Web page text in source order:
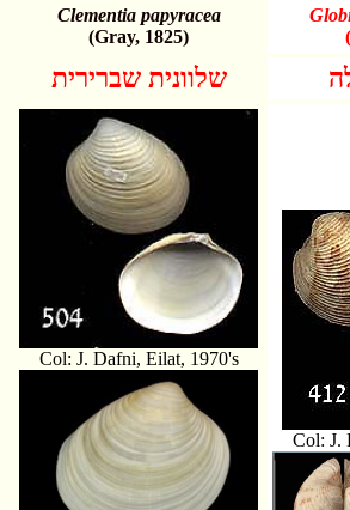
Clementia papyracea
(Gray, 1825)
שלוונית שברירית
Col: J. Dafni, Eilat, 1970's
Col: J.